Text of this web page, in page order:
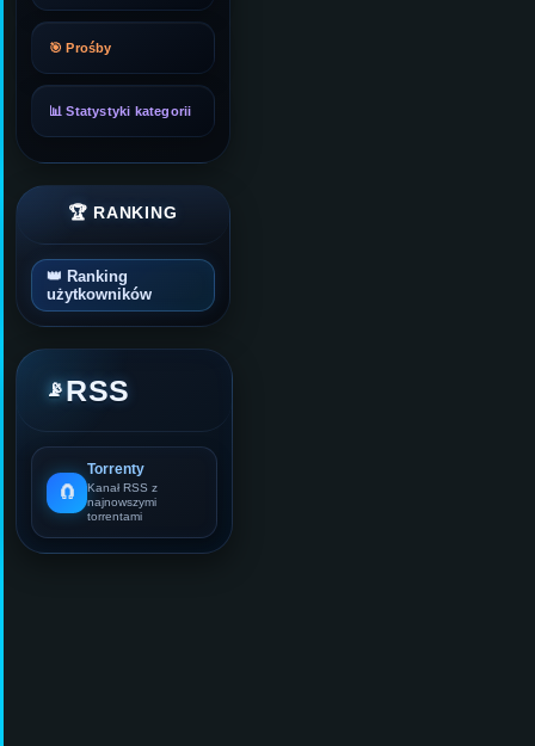
🎯 Prośby
📊 Statystyki kategorii
🏆 RANKING
👑 Ranking
użytkowników
📡RSS
🧲
Torrenty
Kanał RSS z
najnowszymi
torrentami